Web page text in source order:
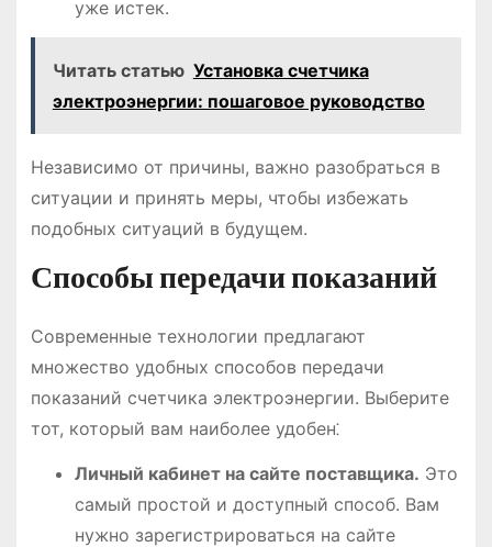
уже истек.
Читать статью Установка счетчика
электроэнергии: пошаговое руководство
Независимо от причины, важно разобраться в
ситуации и принять меры, чтобы избежать
подобных ситуаций в будущем.
Способы передачи показаний
Современные технологии предлагают
множество удобных способов передачи
показаний счетчика электроэнергии. Выберите
тот, который вам наиболее удобен⁚
Личный кабинет на сайте поставщика. Это
самый простой и доступный способ. Вам
нужно зарегистрироваться на сайте